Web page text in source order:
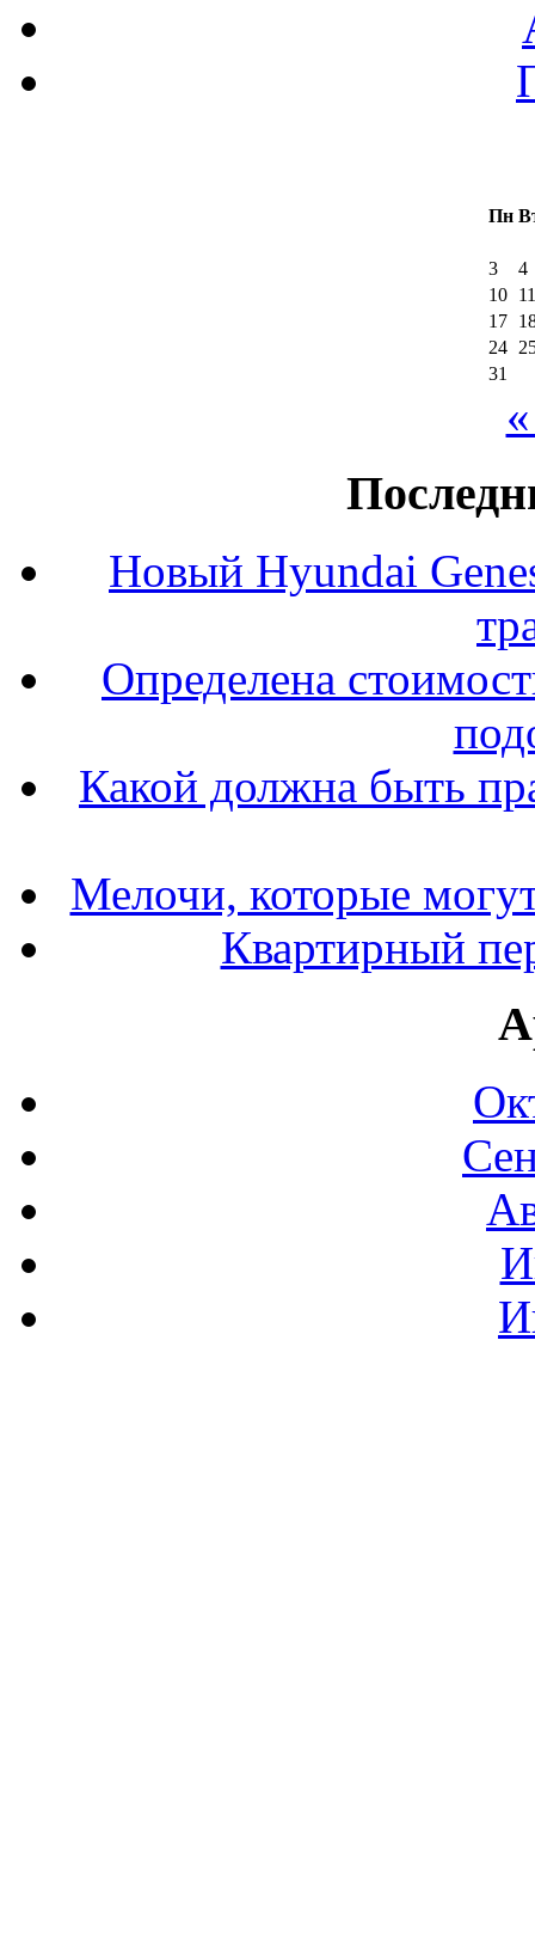
Пн
3
4
10
11
17
24
31
Новый Hyundai
Определена
Какой должна быть
Мелочи, которые
Квартирный